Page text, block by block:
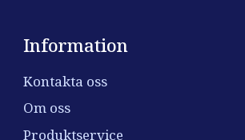
Information
Kontakta oss
Om oss
Produktservice